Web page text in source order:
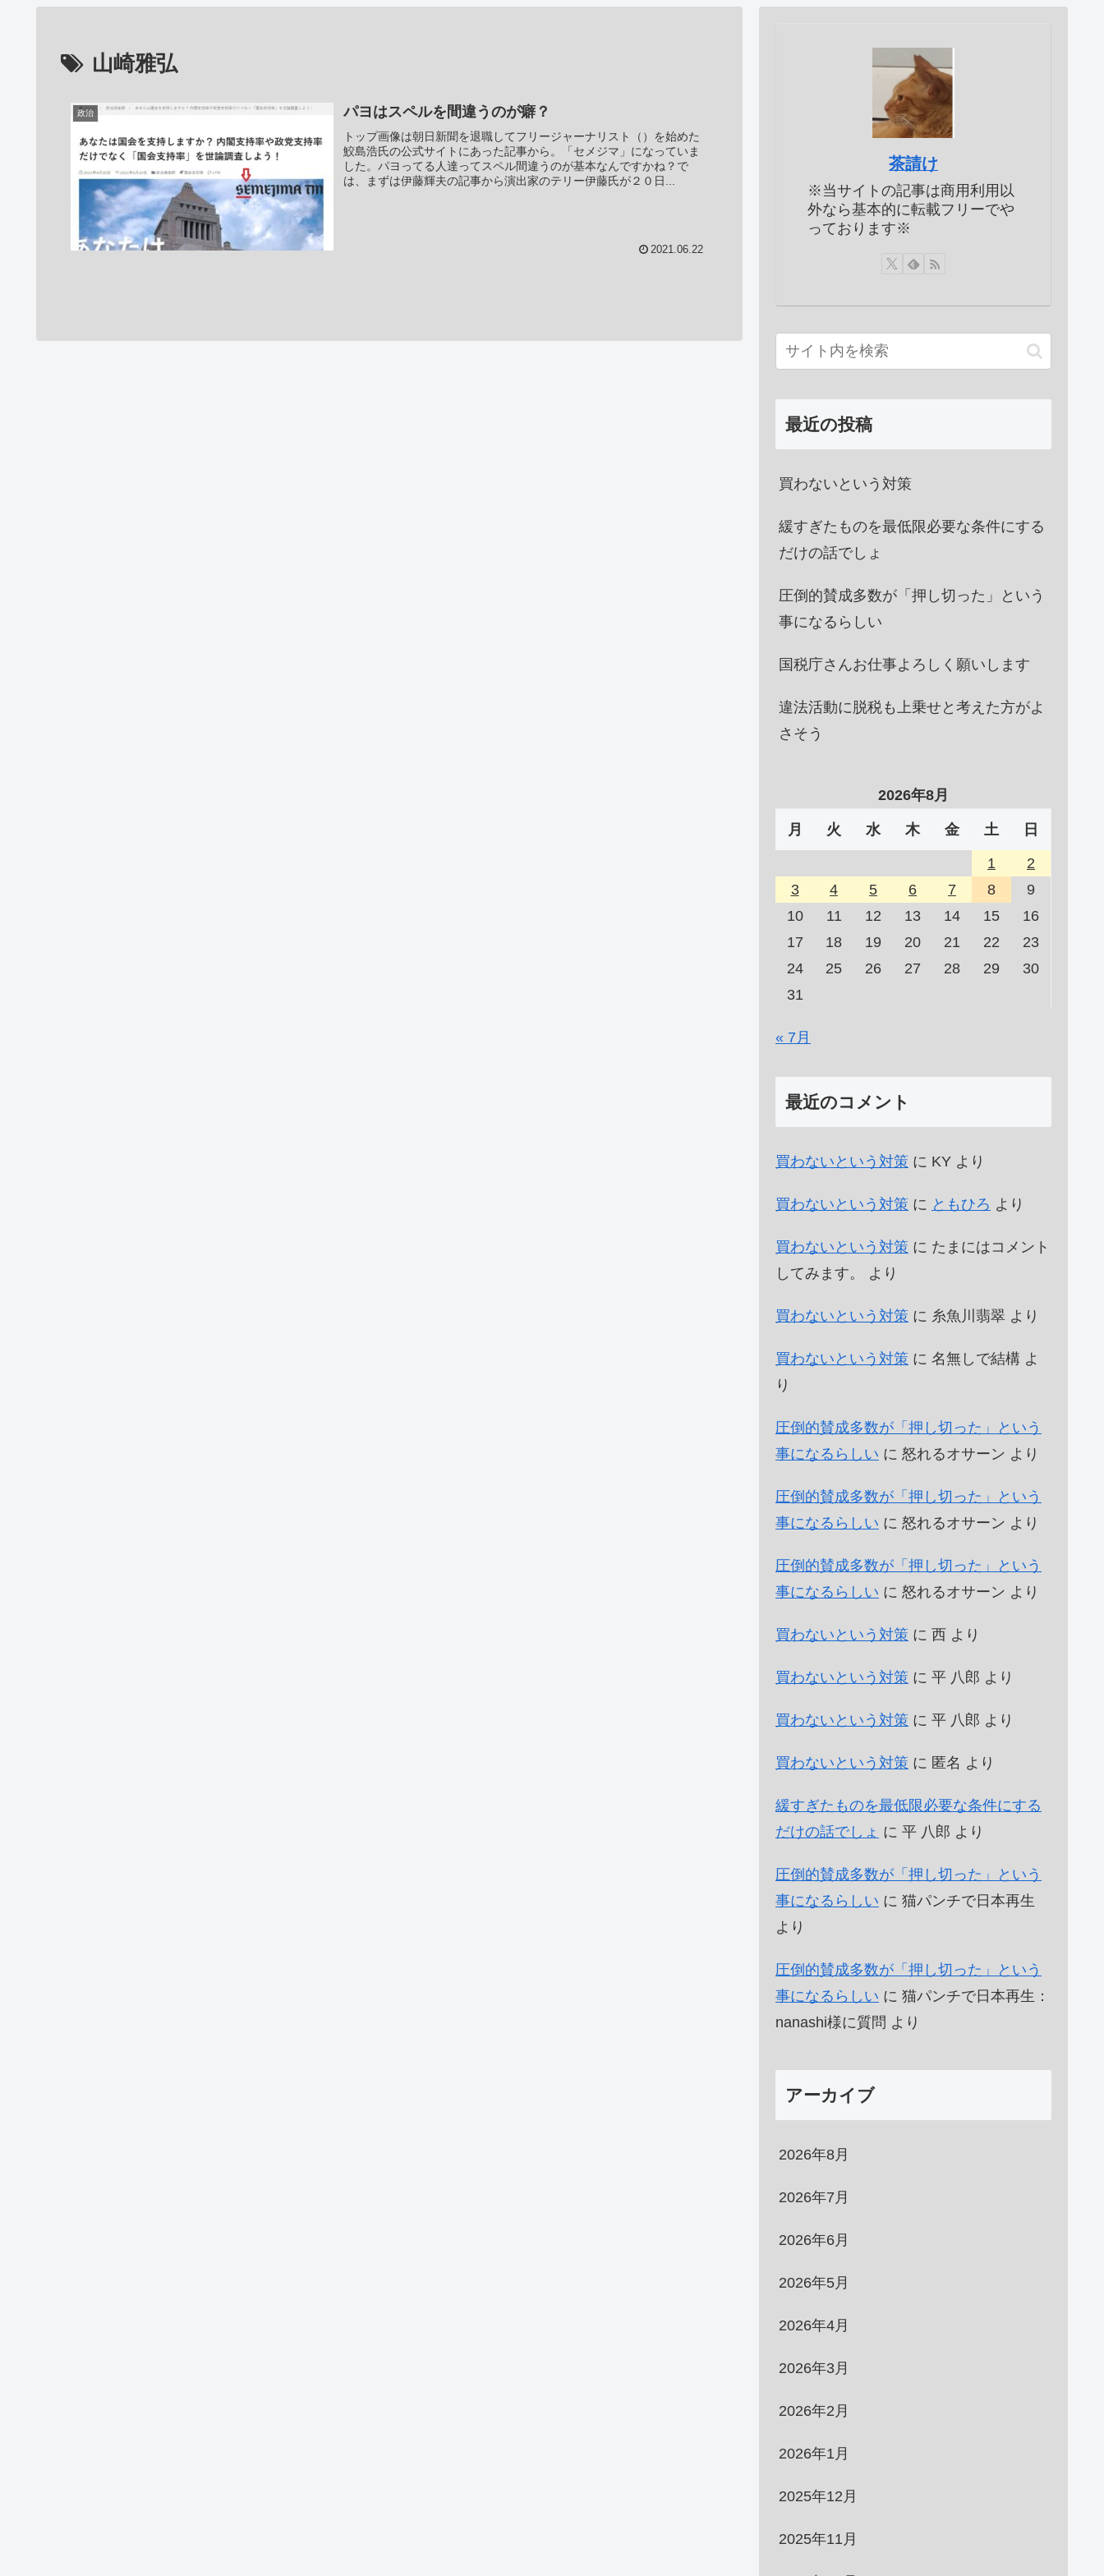
山崎雅弘
政治 パヨはスペルを間違うのが癖？
トップ画像は朝日新聞を退職してフリージャーナリスト（）を始めた
鮫島浩氏の公式サイトにあった記事から。「セメジマ」になっていま
した。パヨってる人達ってスペル間違うのが基本なんですかね？で
は、まずは伊藤輝夫の記事から演出家のテリー伊藤氏が２０日...
2021.06.22
茶請け
※当サイトの記事は商用利用以
外なら基本的に転載フリーでや
っております※
最近の投稿
買わないという対策
緩すぎたものを最低限必要な条件にする
だけの話でしょ
圧倒的賛成多数が「押し切った」という
事になるらしい
国税庁さんお仕事よろしく願いします
違法活動に脱税も上乗せと考えた方がよ
さそう
2026年8月
月 火 水 木 金 土 日
1
2
3
4 5 6 7 8
9
10
11 12 13 14 15
16
17
18 19 20 21 22
23
24
25 26 27 28 29
30
31
« 7月
最近のコメント
買わないという対策 に KY より
買わないという対策 に ともひろ より
買わないという対策 に たまにはコメント
してみます。
より
買わないという対策 に 糸魚川翡翠 より
買わないという対策 に 名無しで結構 よ
り
圧倒的賛成多数が「押し切った」という
事になるらしい に 怒れるオサーン より
圧倒的賛成多数が「押し切った」という
事になるらしい に 怒れるオサーン より
圧倒的賛成多数が「押し切った」という
事になるらしい に 怒れるオサーン より
買わないという対策 に 西 より
買わないという対策 に 平 八郎 より
買わないという対策 に 平 八郎 より
買わないという対策 に 匿名 より
緩すぎたものを最低限必要な条件にする
だけの話でしょ に 平 八郎 より
圧倒的賛成多数が「押し切った」という
事になるらしい に 猫パンチで日本再生
より
圧倒的賛成多数が「押し切った」という
事になるらしい に 猫パンチで日本再生：
nanashi様に質問 より
アーカイブ
2026年8月
2026年7月
2026年6月
2026年5月
2026年4月
2026年3月
2026年2月
2026年1月
2025年12月
2025年11月